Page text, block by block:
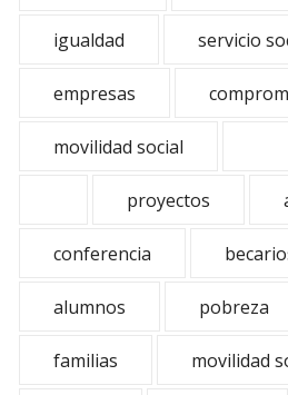
igualdad servicio
empresas
movilidad social
proyectos
conferencia
alumnos pobreza
familias movilidad